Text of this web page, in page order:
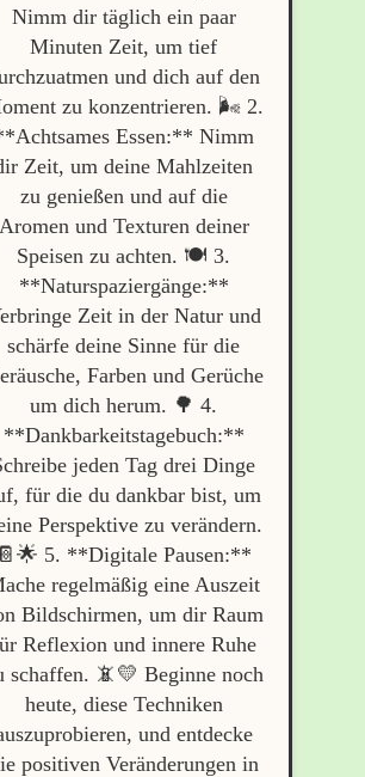
Nimm dir täglich ein paar
Minuten Zeit, um tief
und dich auf den
zu konzentrieren. 🌬️ 2.
Essen:** Nimm
Zeit, um deine Mahlzeiten
zu genießen und auf die
Aromen und Texturen deiner
Speisen zu achten. 🍽️ 3.
**Naturspaziergänge:**
Zeit in der Natur und
schärfe deine Sinne für die
Farben und Gerüche
um dich herum. 🌳 4.
**Dankbarkeitstagebuch:**
jeden Tag drei Dinge
für die du dankbar bist, um
Perspektive zu verändern.
📔🌟 5. **Digitale Pausen:**
regelmäßig eine Auszeit
Bildschirmen, um dir Raum
Reflexion und innere Ruhe
schaffen. 📵💛 Beginne noch
heute, diese Techniken
und entdecke
positiven Veränderungen in